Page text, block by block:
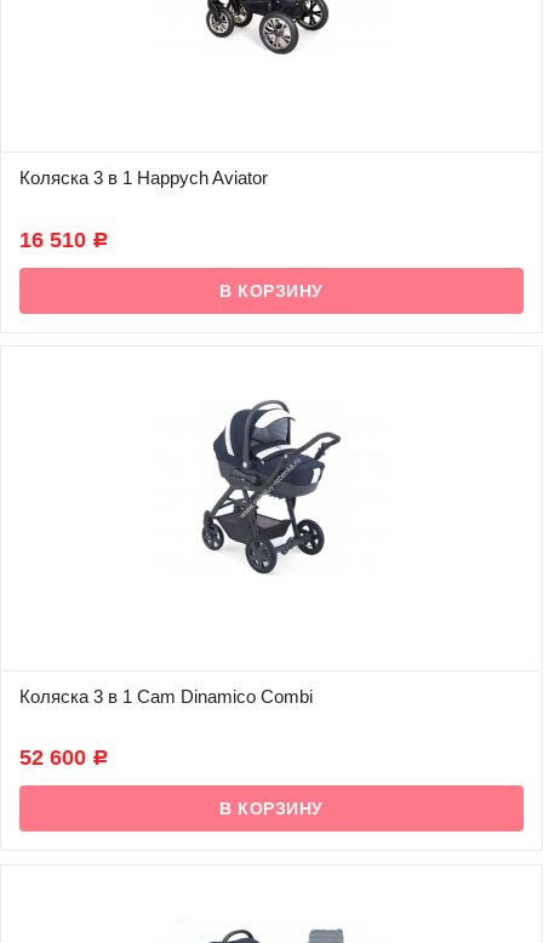
Коляска 3 в 1 Happych Aviator
16 510 Р
Коляска 3 в 1 Cam Dinamico Combi
52 600 Р